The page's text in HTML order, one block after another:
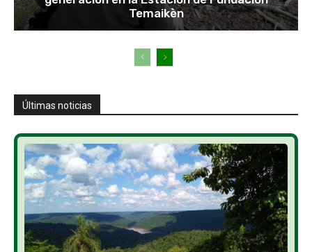
Temaikèn
Últimas noticias